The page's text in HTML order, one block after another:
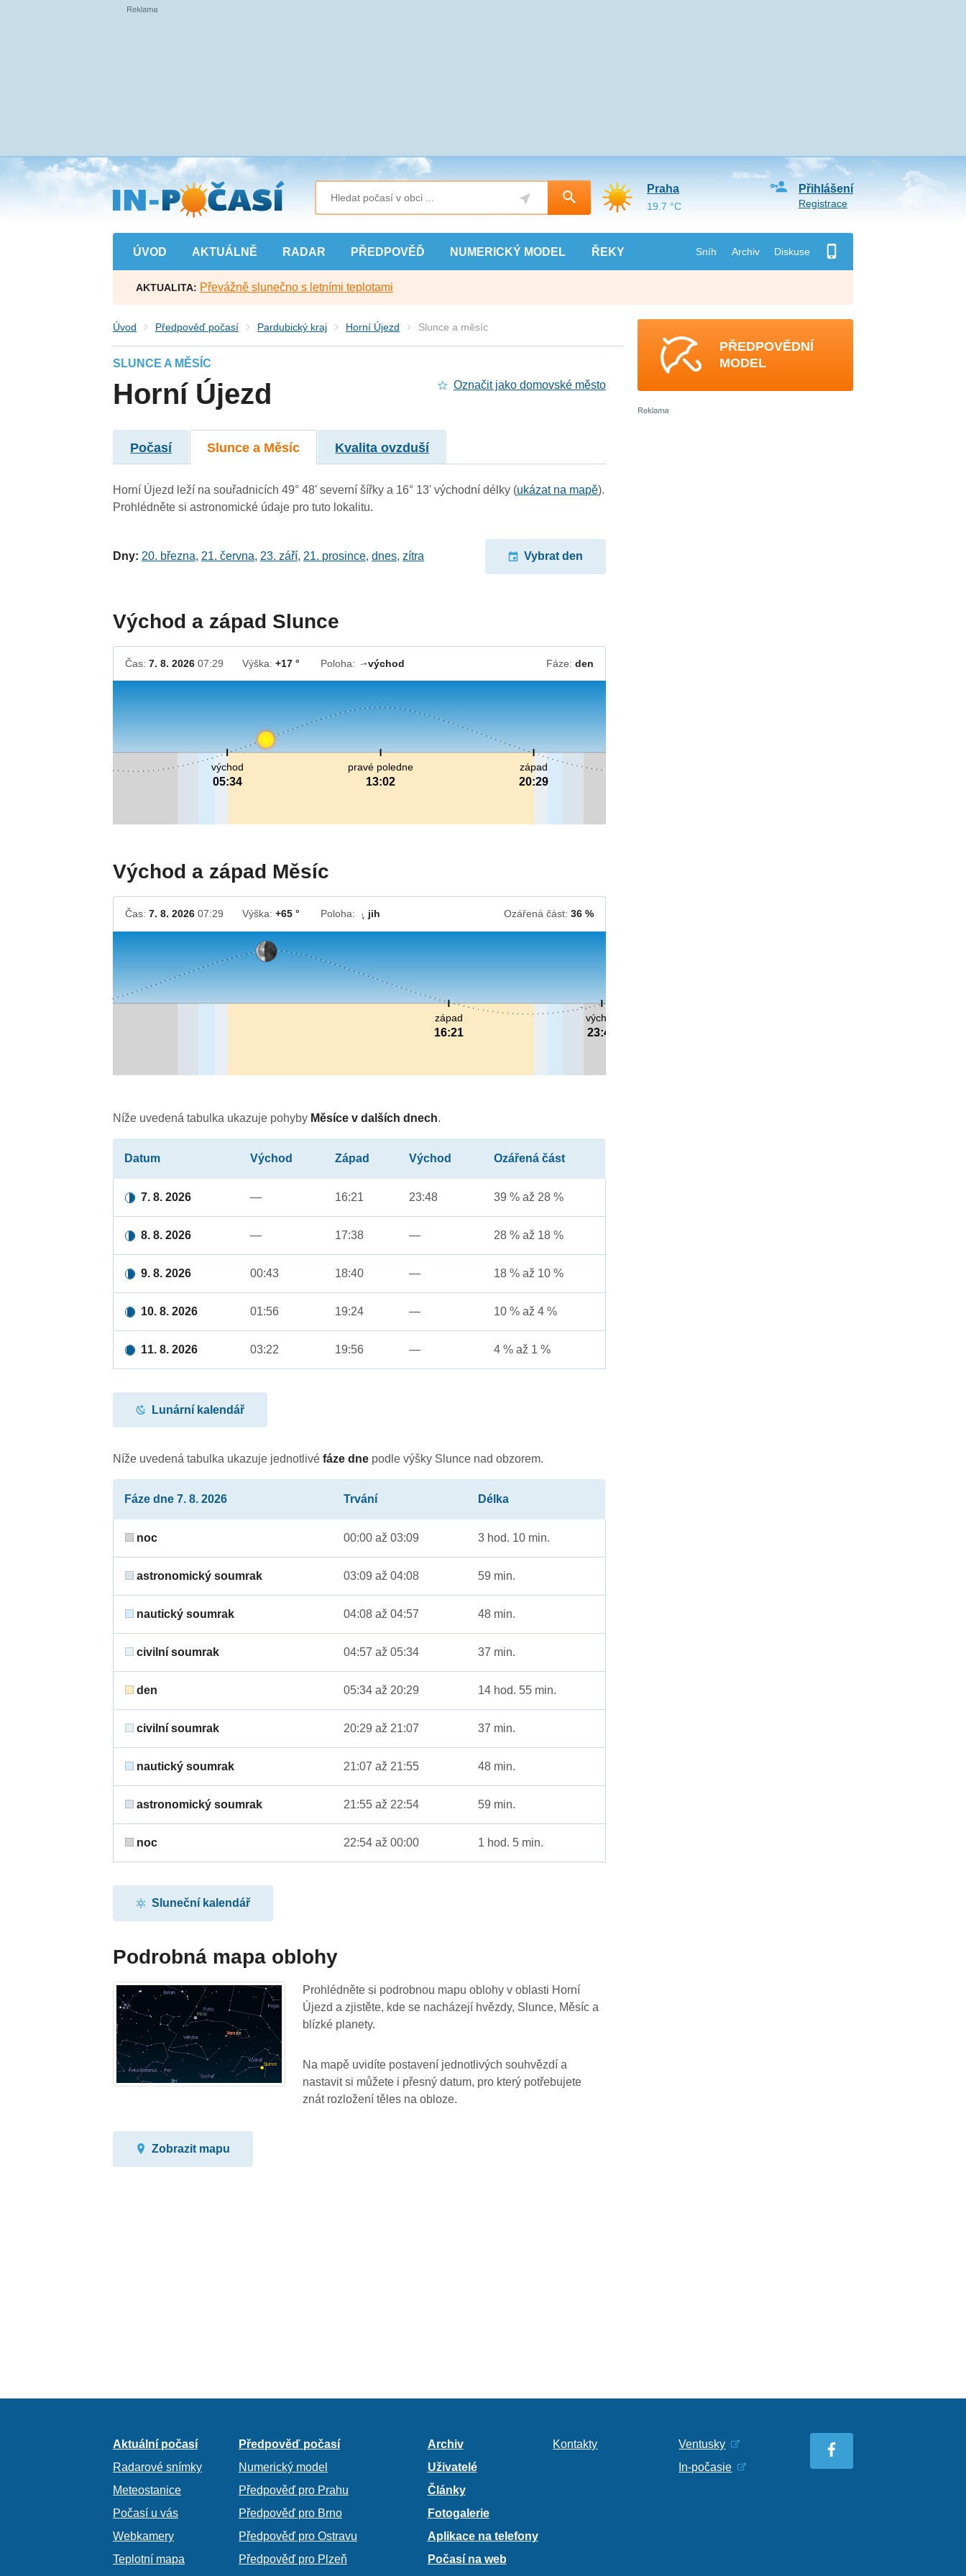
Přejít
na
hlavní
obsah
ÚVOD AKTUÁLNĚ RADAR PŘEDPOVĚĎ NUMERICKÝ MODEL ŘEKY Sníh Archiv Diskuse
Přihlášení
Registrace
Praha
19.7 °C
AKTUALITA: Převážně slunečno s letními teplotami
Úvod Předpověď počasí Pardubický kraj Horní Újezd Slunce a měsíc
SLUNCE A MĚSÍC
Horní Újezd Označit jako domovské město
Počasí Slunce a Měsíc Kvalita ovzduší
Horní Újezd leží na souřadnicích 49° 48' severní šířky a 16° 13' východní délky (ukázat na mapě).
Prohlédněte si astronomické údaje pro tuto lokalitu.
Dny: 20. března, 21. června, 23. září, 21. prosince,dnes,zítra Vybrat den
Východ a západ Slunce
Čas:7. 8. 2026 07:29 Výška:+17 ° Poloha: ↓východ Fáze: den
pravé poledne
13:02
východ
05:34
západ
20:29
Východ a západ Měsíc
Čas:7. 8. 2026 07:29 Výška:+65 ° Poloha: ↓ jih Ozářená část: 36 %
východ
23:48
západ
16:21
Níže uvedená tabulka ukazuje pohyby Měsíce v dalších dnech.
Datum Východ Západ Východ Ozářená část
7. 8. 2026 — 16:21 23:48 39 % až 28 %
8. 8. 2026 — 17:38 — 28 % až 18 %
9. 8. 2026 00:43 18:40 — 18 % až 10 %
10. 8. 2026 01:56 19:24 — 10 % až 4 %
11. 8. 2026 03:22 19:56 — 4 % až 1 %
Lunární kalendář
Níže uvedená tabulka ukazuje jednotlivéfáze dne podle výšky Slunce nad obzorem.
Fáze dne 7. 8. 2026 Trvání Délka
noc 00:00 až 03:09 3 hod. 10 min.
astronomický soumrak 03:09 až 04:08 59 min.
nautický soumrak 04:08 až 04:57 48 min.
civilní soumrak 04:57 až 05:34 37 min.
den 05:34 až 20:29 14 hod. 55 min.
civilní soumrak 20:29 až 21:07 37 min.
nautický soumrak 21:07 až 21:55 48 min.
astronomický soumrak 21:55 až 22:54 59 min.
noc 22:54 až 00:00 1 hod. 5 min.
Sluneční kalendář
Podrobná mapa oblohy
Prohlédněte si podrobnou mapu oblohy v oblasti Horní
Újezd a zjistěte, kde se nacházejí hvězdy, Slunce, Měsíc a
blízké planety.
Na mapě uvidíte postavení jednotlivých souhvězdí a
nastavit si můžete i přesný datum, pro který potřebujete
znát rozložení těles na obloze.
Zobrazit mapu
PŘEDPOVĚDNÍ
MODEL
Aktuální počasí
Radarové snímky
Meteostanice
Počasí u vás
Webkamery
Teplotní mapa
Předpověď počasí
Numerický model
Předpověď pro Prahu
Předpověď pro Brno
Předpověď pro Ostravu
Předpověď pro Plzeň
Archiv
Uživatelé
Články
Fotogalerie
Aplikace na telefony
Počasí na web
Kontakty
Ventusky
In-počasie